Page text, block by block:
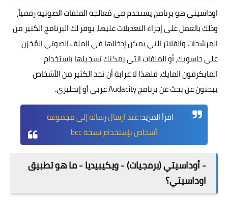
اوداسيتي هو برنامج يستخدم في مُعالجة الملفات الصوتية رقمياً،
وذلك بالعمل على إجراء التعديلات عليها، يوفر لك البرنامج الكثير من
المرشحات والفلاتر التي يمكن إدخالها في الملف الصوتي المُخزن
على حاسوبك، أو الملفات التي يمكنك تسجيلها باستخدام
المايكرفون المايك، فلهذا لا غرابة أن نجد الكثير من الأشخاص
يبحثون عن بحث عن برنامج Audacity عربي أو إنجليزي.
اقرأ المزيد:عند ارسال رسالة إلى مجموعة
أشخاص بإستخدام نسخة bcc
- أوداسيتي (برمجيات) - ويكيبيديا - ما هو تطبيق
اوداسيتي؟